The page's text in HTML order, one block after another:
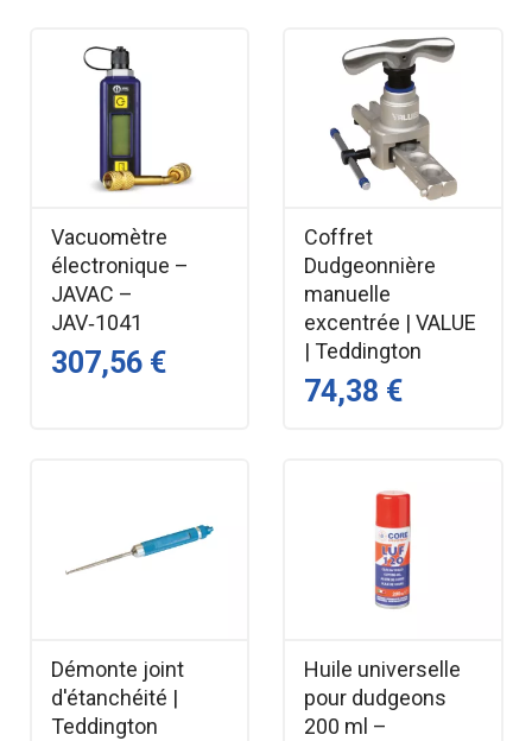
Vacuomètre
électronique –
JAVAC –
JAV‑1041
307,56 €
Coffret
Dudgeonnière
manuelle
excentrée | VALUE
| Teddington
74,38 €
Démonte joint
d'étanchéité |
Teddington
Huile universelle
pour dudgeons
200 ml –